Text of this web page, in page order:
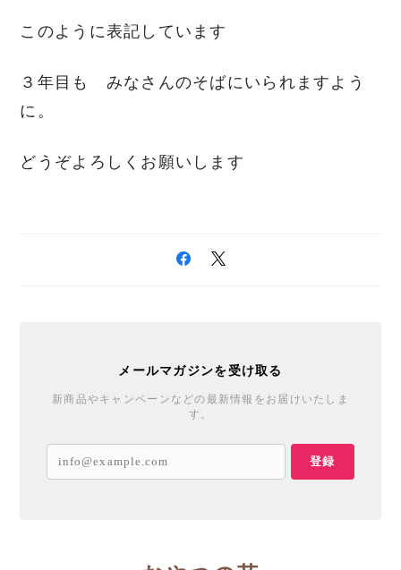
このように表記しています
３年目も みなさんのそばにいられますよう
に。
どうぞよろしくお願いします
メールマガジンを受け取る
新商品やキャンペーンなどの最新情報をお届けいたしま
す。
登録